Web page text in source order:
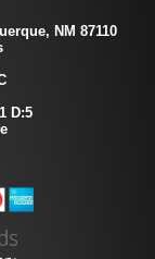
NM 87110
D:5